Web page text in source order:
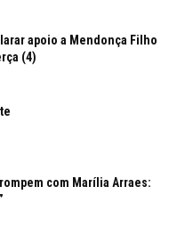
apoio a Mendonça Filho
(4)
com Marília Arraes: